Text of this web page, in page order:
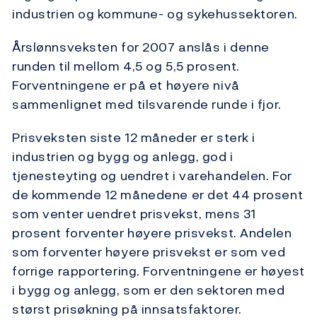
industrien og kommune- og sykehussektoren.
Årslønnsveksten for 2007 anslås i denne
runden til mellom 4,5 og 5,5 prosent.
Forventningene er på et høyere nivå
sammenlignet med tilsvarende runde i fjor.
Prisveksten siste 12 måneder er sterk i
industrien og bygg og anlegg, god i
tjenesteyting og uendret i varehandelen. For
de kommende 12 månedene er det 44 prosent
som venter uendret prisvekst, mens 31
prosent forventer høyere prisvekst. Andelen
som forventer høyere prisvekst er som ved
forrige rapportering. Forventningene er høyest
i bygg og anlegg, som er den sektoren med
størst prisøkning på innsatsfaktorer.